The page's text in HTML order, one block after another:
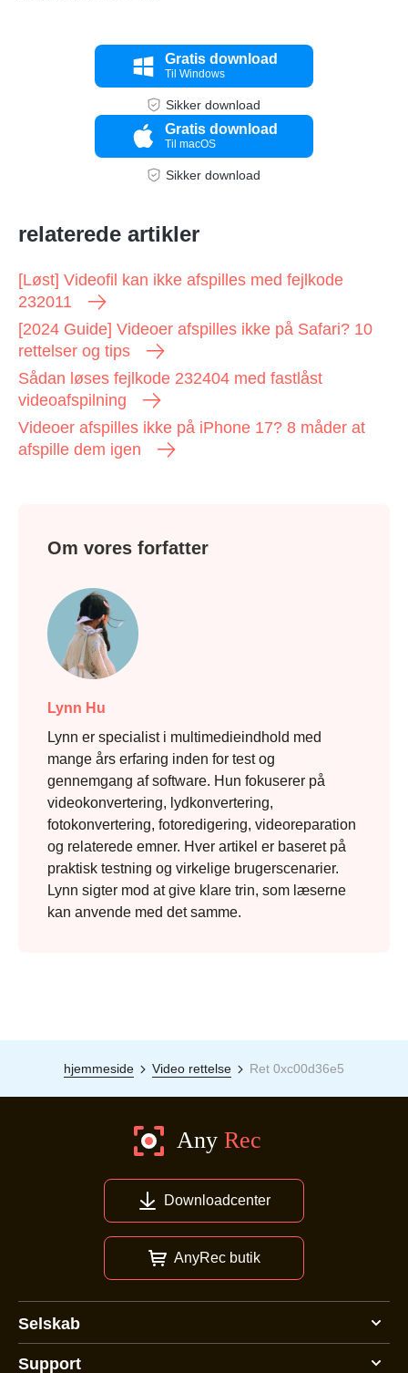
Gratis download
Til Windows
Sikker download
Gratis download
Til macOS
Sikker download
relaterede artikler
[Løst] Videofil kan ikke afspilles med fejlkode
232011
[2024 Guide] Videoer afspilles ikke på Safari? 10
rettelser og tips
Sådan løses fejlkode 232404 med fastlåst
videoafspilning
Videoer afspilles ikke på iPhone 17? 8 måder at
afspille dem igen
Om vores forfatter
Lynn Hu
Lynn er specialist i multimedieindhold med
mange års erfaring inden for test og
gennemgang af software. Hun fokuserer på
videokonvertering, lydkonvertering,
fotokonvertering, fotoredigering, videoreparation
og relaterede emner. Hver artikel er baseret på
praktisk testning og virkelige brugerscenarier.
Lynn sigter mod at give klare trin, som læserne
kan anvende med det samme.
hjemmeside Video rettelse Ret 0xc00d36e5
Downloadcenter
AnyRec butik
Selskab
Support